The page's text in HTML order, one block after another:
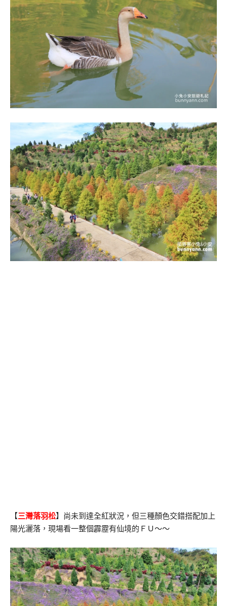
【三灣落羽松】尚未到達全紅狀況，但三種顏色交錯搭配加上
陽光灑落，現場看一整個霹靂有仙境的ＦＵ～～